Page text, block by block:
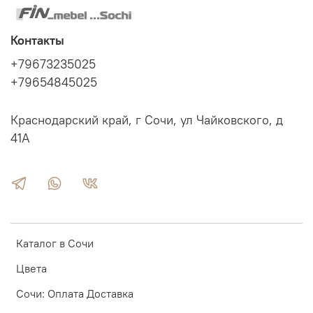
Каталог в Сочи
Цвета
Сочи: Оплата Доставка
Контакты
+79673235025
+79654845025
Краснодарский край, г Сочи, ул Чайковского, д
41А